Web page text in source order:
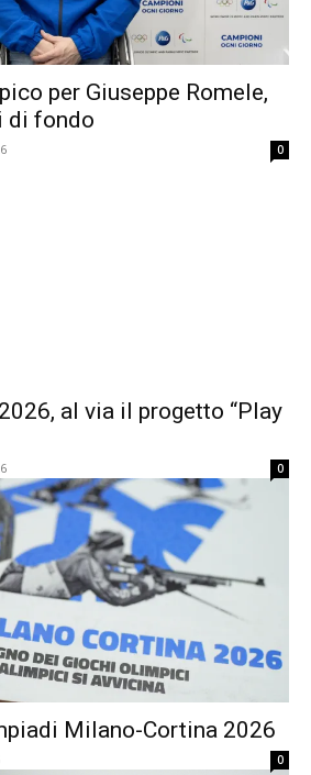
per Giuseppe Romele,
di fondo
0
al via il progetto “Play
0
Milano-Cortina 2026
0